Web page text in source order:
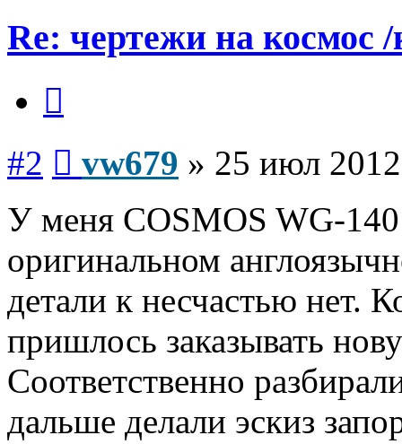
Re: чертежи на космос
#2 vw679 » 25 июл
У меня COSMOS WG-
оригинальном
детали к несчастью нет.
пришлось заказывать
Соответственно
дальше делали эскиз